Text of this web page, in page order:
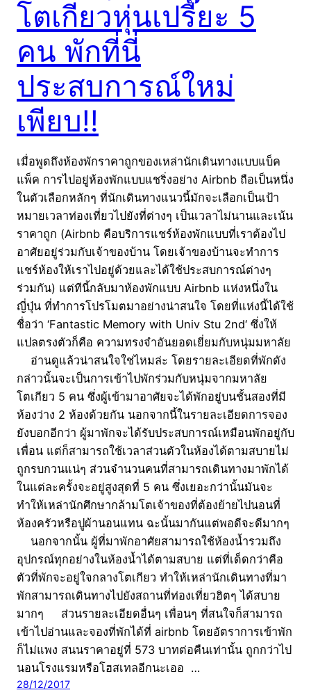
โตเกียวหุ่นเปรี๊ยะ 5
คน พักที่นี่
ประสบการณ์ใหม่
เพียบ!!
เมื่อพูดถึงห้องพักราคาถูกของเหล่านักเดินทางแบบแบ็ค
แพ็ค การไปอยู่ห้องพักแบบแชริ่งอย่าง Airbnb ถือเป็นหนึ่ง
ในตัวเลือกหลักๆ ที่นักเดินทางแนวนี้มักจะเลือกเป็นเป้า
หมายเวลาท่องเที่ยวไปยังที่ต่างๆ เป็นเวลาไม่นานและเน้น
ราคาถูก (Airbnb คือบริการแชร์ห้องพักแบบที่เราต้องไป
อาศัยอยู่ร่วมกับเจ้าของบ้าน โดยเจ้าของบ้านจะทำการ
แชร์ห้องให้เราไปอยู่ด้วยและได้ใช้ประสบการณ์ต่างๆ
ร่วมกัน) แต่ทีนี้กลับมาห้องพักแบบ Airbnb แห่งหนึ่งใน
ญี่ปุ่น ที่ทำการโปรโมตมาอย่างน่าสนใจ โดยที่แห่งนี้ได้ใช้
ชื่อว่า ‘Fantastic Memory with Univ Stu 2nd‘ ซึ่งให้
แปลตรงตัวก็คือ ความทรงจำอันยอดเยี่ยมกับหนุ่มมหาลัย
อ่านดูแล้วน่าสนใจใช่ไหมล่ะ โดยรายละเอียดที่พักดัง
กล่าวนั้นจะเป็นการเข้าไปพักร่วมกับหนุ่มจากมหาลัย
โตเกียว 5 คน ซึ่งผู้เข้ามาอาศัยจะได้พักอยู่บนชั้นสองที่มี
ห้องว่าง 2 ห้องด้วยกัน นอกจากนี้ในรายละเอียดการจอง
ยังบอกอีกว่า ผู้มาพักจะได้รับประสบการณ์เหมือนพักอยู่กับ
เพื่อน แต่ก็สามารถใช้เวลาส่วนตัวในห้องได้ตามสบายไม่
ถูกรบกวนแน่ๆ ส่วนจำนวนคนที่สามารถเดินทางมาพักได้
ในแต่ละครั้งจะอยู่สูงสุดที่ 5 คน ซึ่งเยอะกว่านั้นมันจะ
ทำให้เหล่านักศึกษากล้ามโตเจ้าของที่ต้องย้ายไปนอนที่
ห้องครัวหรือปูผ้านอนแทน ฉะนั้นมากันแต่พอดีจะดีมากๆ
นอกจากนั้น ผู้ที่มาพักอาศัยสามารถใช้ห้องน้ำรวมถึง
อุปกรณ์ทุกอย่างในห้องน้ำได้ตามสบาย แต่ที่เด็ดกว่าคือ
ตัวที่พักจะอยู่ใจกลางโตเกียว ทำให้เหล่านักเดินทางที่มา
พักสามารถเดินทางไปยังสถานที่ท่องเที่ยวฮิตๆ ได้สบาย
มากๆ ส่วนรายละเอียดอื่นๆ เพื่อนๆ ที่สนใจก็สามารถ
เข้าไปอ่านและจองที่พักได้ที่ airbnb โดยอัตราการเข้าพัก
ก็ไม่แพง สนนราคาอยู่ที่ 573 บาทต่อคืนเท่านั้น ถูกกว่าไป
นอนโรงแรมหรือโฮสเทลอีกนะเออ …
28/12/2017